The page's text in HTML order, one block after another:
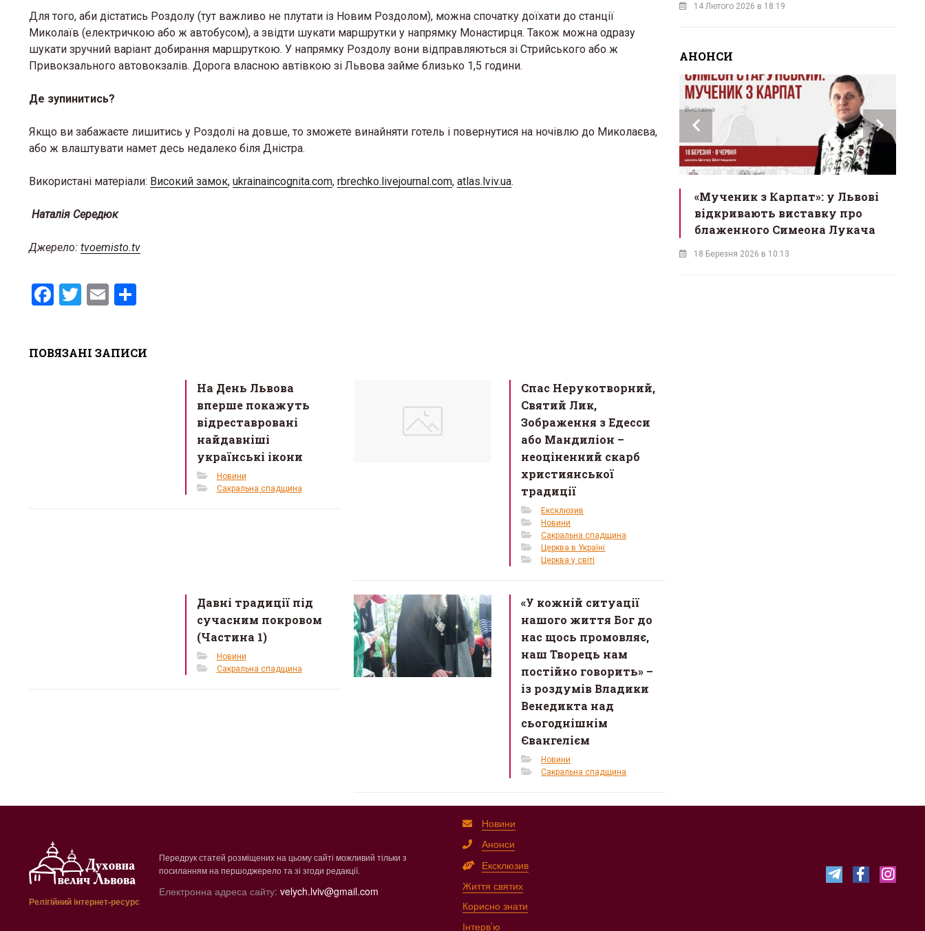
Для того, аби дістатись Роздолу (тут важливо не плутати із Новим Роздолом), можна спочатку доїхати до станції
Миколаїв (електричкою або ж автобусом), а звідти шукати маршрутки у напрямку Монастирця. Також можна одразу
шукати зручний варіант добирання маршруткою. У напрямку Роздолу вони відправляються зі Стрийського або ж
Привокзального автовокзалів. Дорога власною автівкою зі Львова займе близько 1,5 години.
Де зупинитись?
Якщо ви забажаєте лишитись у Роздолі на довше, то зможете винайняти готель і повернутися на ночівлю до Миколаєва,
або ж влаштувати намет десь недалеко біля Дністра.
Використані матеріали: Високий замок, ukrainaincognita.com, rbrechko.livejournal.com, atlas.lviv.ua.
Наталія Середюк
Джерело: tvoemisto.tv
F
b
T
er
E
e
ПОВЯЗАНІ ЗАПИСИ
На День Львова
вперше покажуть
відреставровані
найдавніші
українські ікони
Новини
Сакральна спадщина
Спас Нерукотворний,
Святий Лик,
Зображення з Едесси
або Мандиліон –
неоціненний скарб
християнської
традиції
Ексклюзив
Новини
Сакральна спадщина
Церква в Україні
Церква у світі
Давні традиції під
сучасним покровом
(Частина 1)
Новини
Сакральна спадщина
«У кожній ситуації
нашого життя Бог до
нас щось промовляє,
наш Творець нам
постійно говорить» –
із роздумів Владики
Венедикта над
сьогоднішнім
Євангелієм
Новини
Сакральна спадщина
14 Лютого 2026 в 18:19
АНОНСИ
«Мученик з Карпат»: у Львові
відкривають виставку про
блаженного Симеона Лукача
18 Березня 2026 в 10:13
Релігійний інтернет-ресурс
Передрук статей розміщених на цьому сайті можливий тільки з
посиланням на першоджерело та зі згоди редакції.
Електронна адреса сайту: velych.lviv@gmail.com
Новини
Анонси
Ексклюзив
Життя святих
Корисно знати
Інтерв’ю